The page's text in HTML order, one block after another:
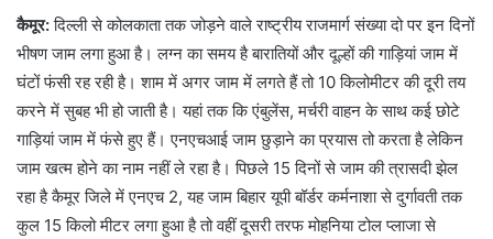
कैमूर:दिल्ली से कोलकाता तक जोड़ने वाले राष्ट्रीय राजमार्ग संख्या दो पर इन दिनों
भीषण जाम लगा हुआ है। लग्न का समय है बारातियों और दूल्हों की गाड़ियां जाम में
घंटों फंसी रह रही है। शाम में अगर जाम में लगते हैं तो 10 किलोमीटर की दूरी तय
करने में सुबह भी हो जाती है। यहां तक कि एंबुलेंस, मर्चरी वाहन के साथ कई छोटे
गाड़ियां जाम में फंसे हुए हैं। एनएचआई जाम छुड़ाने का प्रयास तो करता है लेकिन
जाम खत्म होने का नाम नहीं ले रहा है। पिछले 15 दिनों से जाम की त्रासदी झेल
रहा है कैमूर जिले में एनएच 2, यह जाम बिहार यूपी बॉर्डर कर्मनाशा से दुर्गावती तक
कुल 15 किलो मीटर लगा हुआ है तो वहीं दूसरी तरफ मोहनिया टोल प्लाजा से